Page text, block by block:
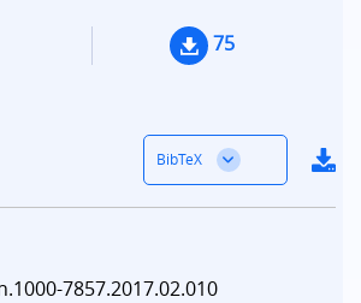
75
BibTeX
7857.2017.02.010